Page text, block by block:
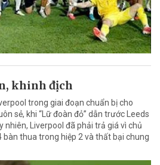
khinh địch
trong giai đoạn chuẩn bị cho
sẻ, khi “Lữ đoàn đỏ” dẫn trước Leeds
nhiên, Liverpool đã phải trả giá vì chủ
bàn thua trong hiệp 2 và thất bại chung